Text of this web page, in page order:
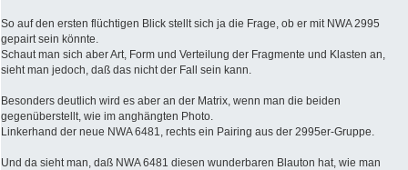
So auf den ersten flüchtigen Blick stellt sich ja die Frage, ob er mit NWA 2995
gepairt sein könnte.
Schaut man sich aber Art, Form und Verteilung der Fragmente und Klasten an,
sieht man jedoch, daß das nicht der Fall sein kann.
Besonders deutlich wird es aber an der Matrix, wenn man die beiden
gegenüberstellt, wie im anghängten Photo.
Linkerhand der neue NWA 6481, rechts ein Pairing aus der 2995er-Gruppe.
Und da sieht man, daß NWA 6481 diesen wunderbaren Blauton hat, wie man